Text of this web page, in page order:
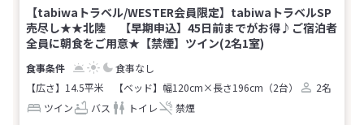
【tabiwaトラベル/WESTER会員限定】tabiwaトラベルSP
売尽し★★北陸 【早期申込】45日前までがお得♪ご宿泊者
全員に朝食をご用意★【禁煙】ツイン(2名1室)
食事なし
【広さ】14.5平米
【ベッド】幅120cm×長さ196cm（2台）
2名
ツイン
バス トイレ 禁煙